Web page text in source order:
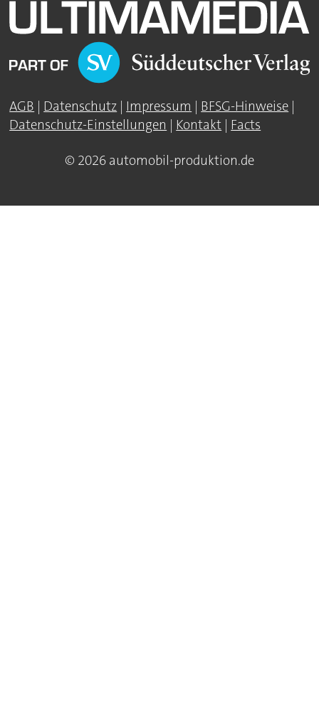
AGB | Datenschutz | Impressum | BFSG-Hinweise |
Datenschutz-Einstellungen | Kontakt | Facts
© 2026 automobil-produktion.de